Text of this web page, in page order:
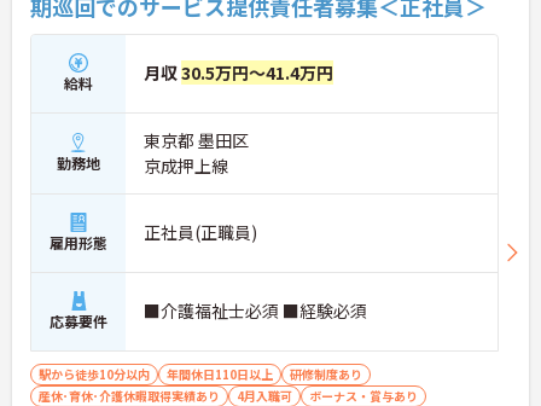
給料 月収30.5万円～41.4万円
勤務地
東京都 墨田区
京成押上線
雇用形態 正社員(正職員)
応募要件 ■介護福祉士必須 ■経験必須
駅から徒歩10分以内 年間休日110日以上
研修制度あり
産休･育休･介護休暇取得実績あり
4月入職可
ボーナス・賞与あり